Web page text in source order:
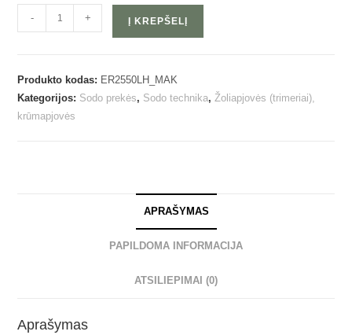
- + Į KREPŠELĮ
Produkto kodas: ER2550LH_MAK
Kategorijos: Sodo prekės, Sodo technika,Žoliapjovės (trimeriai),
krūmapjovės
APRAŠYMAS
PAPILDOMA INFORMACIJA
ATSILIEPIMAI (0)
Aprašymas